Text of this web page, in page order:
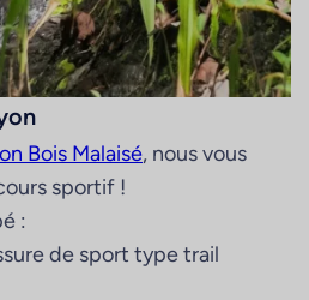
Bois Malaisé, nous vous
sportif !
:
de sport type trail